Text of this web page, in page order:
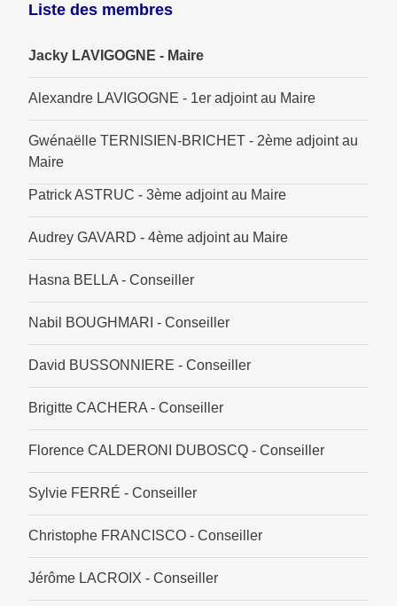
Liste des membres
Jacky LAVIGOGNE - Maire
Alexandre LAVIGOGNE - 1er adjoint au Maire
Gwénaëlle TERNISIEN-BRICHET - 2ème adjoint au
Maire
Patrick ASTRUC - 3ème adjoint au Maire
Audrey GAVARD - 4ème adjoint au Maire
Hasna BELLA - Conseiller
Nabil BOUGHMARI - Conseiller
David BUSSONNIERE - Conseiller
Brigitte CACHERA - Conseiller
Florence CALDERONI DUBOSCQ - Conseiller
Sylvie FERRÉ - Conseiller
Christophe FRANCISCO - Conseiller
Jérôme LACROIX - Conseiller